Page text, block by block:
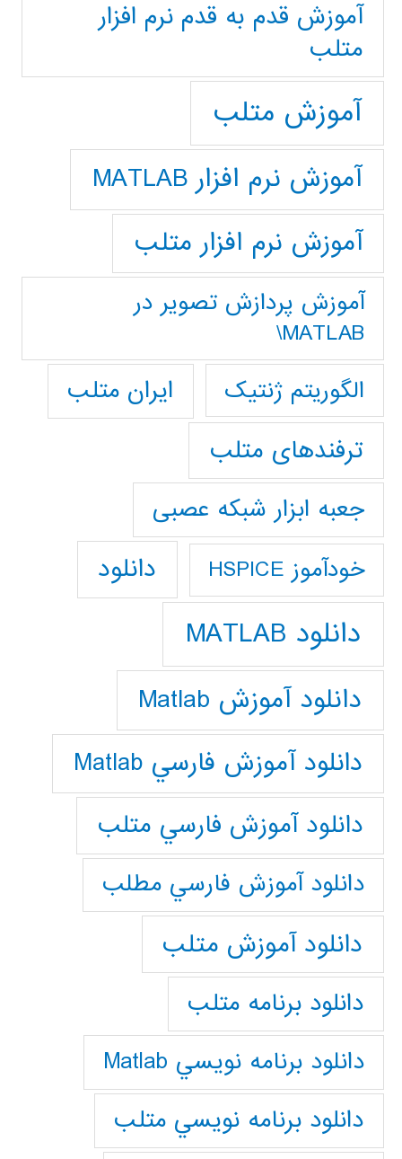
آموزش قدم به قدم نرم افزار
متلب
آموزش متلب
آموزش نرم افزار MATLAB
آموزش نرم افزار متلب
آموزش پردازش تصوير در
MATLAB\
الگوریتم ژنتیک
ایران متلب
ترفندهای متلب
جعبه ابزار شبکه عصبی
خودآموز HSPICE دانلود
دانلود MATLAB
دانلود آموزش Matlab
دانلود آموزش فارسي Matlab
دانلود آموزش فارسي متلب
دانلود آموزش فارسي مطلب
دانلود آموزش متلب
دانلود برنامه متلب
دانلود برنامه نويسي Matlab
دانلود برنامه نويسي متلب